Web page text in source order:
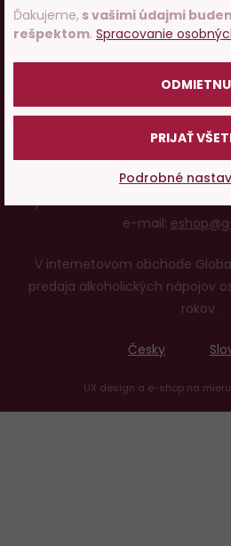
Ďakujeme, s vašimi údajmi
rešpektom. Spracovanie
PRIJAŤ
Podrobné
Ako
O nás
Pojďme si
© 2001 - 2024 Global Wines &
vyhrazena. Adresa: Václavské
e-mail:
V internetovom obchode
predaja alkoholických nápojov
rokov.
Česky
UX design a e-shop na mieru